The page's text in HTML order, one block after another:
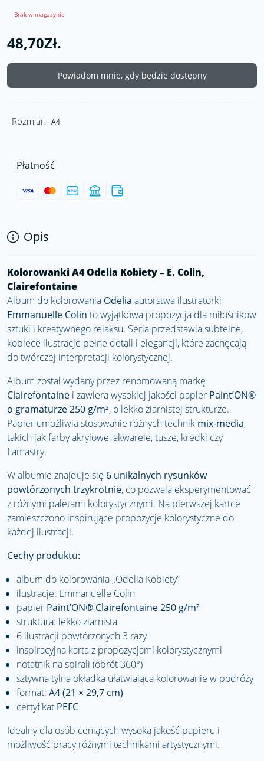
Brak w magazynie
48,70Zł.
Powiadom mnie, gdy będzie dostępny
Rozmiar: A4
Płatność
Opis
Kolorowanki A4 Odelia Kobiety – E. Colin,
Clairefontaine
Album do kolorowania Odelia autorstwa ilustratorki
Emmanuelle Colin to wyjątkowa propozycja dla miłośników
sztuki i kreatywnego relaksu. Seria przedstawia subtelne,
kobiece ilustracje pełne detali i elegancji, które zachęcają
do twórczej interpretacji kolorystycznej.
Album został wydany przez renomowaną markę
Clairefontaine i zawiera wysokiej jakości papier Paint’ON®
o gramaturze 250 g/m², o lekko ziarnistej strukturze.
Papier umożliwia stosowanie różnych technik mix-media,
takich jak farby akrylowe, akwarele, tusze, kredki czy
flamastry.
W albumie znajduje się 6 unikalnych rysunków
powtórzonych trzykrotnie, co pozwala eksperymentować
z różnymi paletami kolorystycznymi. Na pierwszej kartce
zamieszczono inspirujące propozycje kolorystyczne do
każdej ilustracji.
Cechy produktu:
album do kolorowania „Odelia Kobiety”
ilustracje: Emmanuelle Colin
papier Paint’ON® Clairefontaine 250 g/m²
struktura: lekko ziarnista
6 ilustracji powtórzonych 3 razy
inspiracyjna karta z propozycjami kolorystycznymi
notatnik na spirali (obrót 360°)
sztywna tylna okładka ułatwiająca kolorowanie w podróży
format: A4 (21 × 29,7 cm)
certyfikat PEFC
Idealny dla osób ceniących wysoką jakość papieru i
możliwość pracy różnymi technikami artystycznymi.